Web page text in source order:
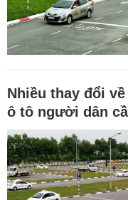
Nhiều thay đổi
ô tô người dân